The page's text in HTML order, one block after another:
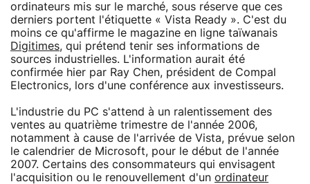
ordinateurs mis sur le marché, sous réserve que ces
derniers portent l'étiquette « Vista Ready ». C'est du
moins ce qu'affirme le magazine en ligne taïwanais
Digitimes, qui prétend tenir ses informations de
sources industrielles. L'information aurait été
confirmée hier par Ray Chen, président de Compal
Electronics, lors d'une conférence aux investisseurs.
L'industrie du PC s'attend à un ralentissement des
ventes au quatrième trimestre de l'année 2006,
notamment à cause de l'arrivée de Vista, prévue selon
le calendrier de Microsoft, pour le début de l'année
2007. Certains des consommateurs qui envisagent
l'acquisition ou le renouvellement d'un ordinateur